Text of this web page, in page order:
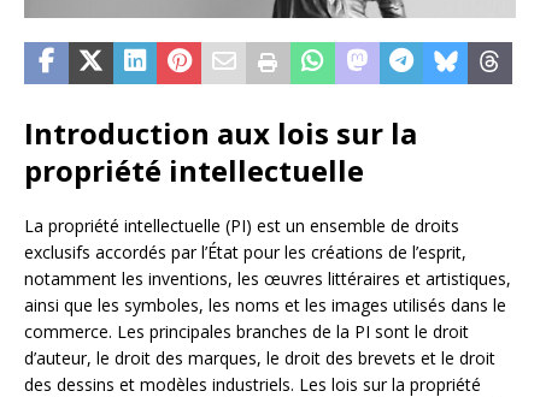
Introduction aux lois sur la
propriété intellectuelle
La propriété intellectuelle (PI) est un ensemble de droits
exclusifs accordés par l’État pour les créations de l’esprit,
notamment les inventions, les œuvres littéraires et artistiques,
ainsi que les symboles, les noms et les images utilisés dans le
commerce. Les principales branches de la PI sont le droit
d’auteur, le droit des marques, le droit des brevets et le droit
des dessins et modèles industriels. Les lois sur la propriété